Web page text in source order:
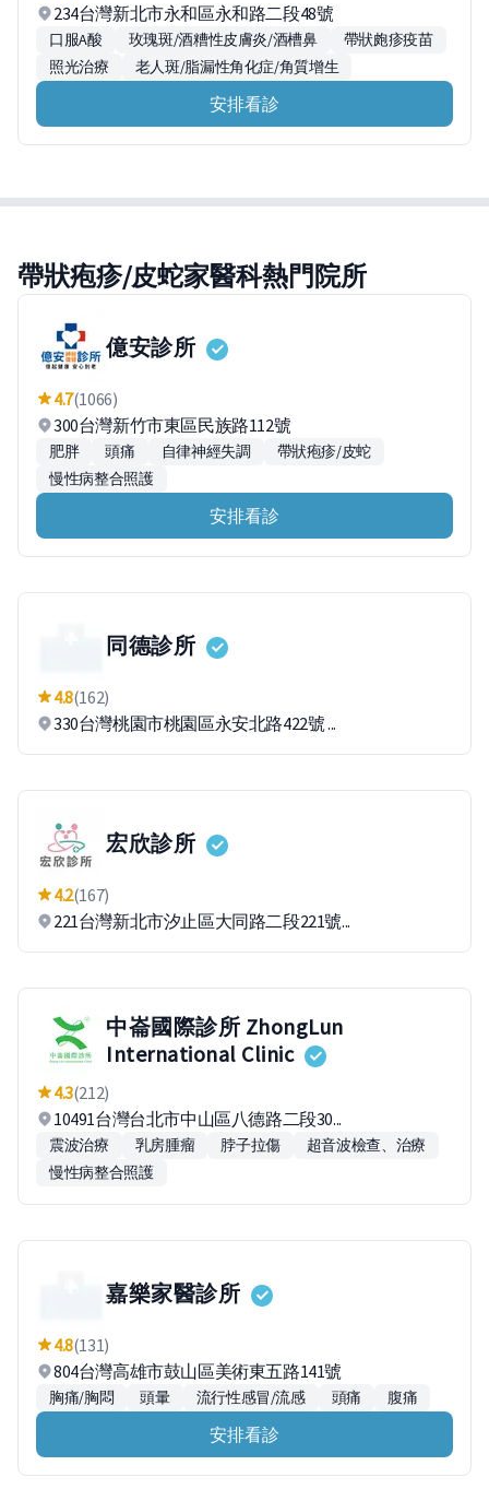
234台灣新北市永和區永和路二段48號
口服A酸 玫瑰斑/酒糟性皮膚炎/酒槽鼻
帶狀皰疹疫苗
照光治療
老人斑/脂漏性角化症/角質增生
安排看診
帶狀疱疹/皮蛇家醫科熱門院所
億安診所
4.7(1066)
300台灣新竹市東區民族路112號
肥胖 頭痛 自律神經失調
帶狀疱疹/皮蛇
慢性病整合照護
安排看診
同德診所
4.8(162)
330台灣桃園市桃園區永安北路422號 ...
宏欣診所
4.2(167)
221台灣新北市汐止區大同路二段221號...
中崙國際診所 ZhongLun
International Clinic
4.3(212)
10491台灣台北市中山區八德路二段30...
震波治療 乳房腫瘤 脖子拉傷
超音波檢查、治療
慢性病整合照護
嘉樂家醫診所
4.8(131)
804台灣高雄市鼓山區美術東五路141號
胸痛/胸悶 頭暈 流行性感冒/流感 頭痛 腹痛
安排看診